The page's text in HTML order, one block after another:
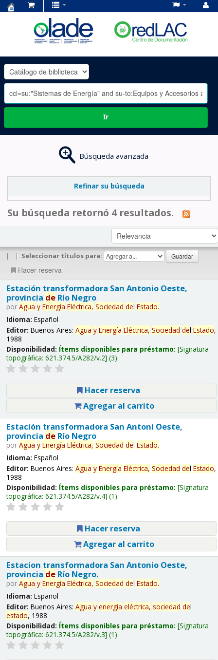
OLADE
-
Ir
Búsqueda avanzada
Refinar su búsqueda
Su búsqueda retornó 4 resultados.
| | Seleccionar títulos para:
Hacer reserva
Estación transformadora San Antonio Oeste,
provincia deRío Negro
por Agua y Energía Eléctrica, Sociedad del Estado.
Idioma: Español
Editor: Buenos Aires: Agua y Energía Eléctrica, Sociedad del Estado,
1988
Disponibilidad: Ítems disponibles para préstamo: Signatura
topográfica: 621.374.5/A282/v.2 (3).
Hacer reserva
Agregar al carrito
Estación transformadora San Antoni Oeste,
provincia deRío Negro
por Agua y Energía Eléctrica, Sociedad del Estado.
Idioma: Español
Editor: Buenos Aires: Agua y Energía Eléctrica, Sociedad del Estado,
1988
Disponibilidad: Ítems disponibles para préstamo: Signatura
topográfica: 621.374.5/A282/v.4 (1).
Hacer reserva
Agregar al carrito
Estacion transformadora San Antonio Oeste,
provincia deRío Negro.
por Agua y Energía Eléctrica, Sociedad del Estado.
Idioma: Español
Editor: Buenos Aires: Agua y energía eléctrica, sociedad del
estado, 1988
Disponibilidad: Ítems disponibles para préstamo: Signatura
topográfica: 621.374.5/A282/v.3 (1).